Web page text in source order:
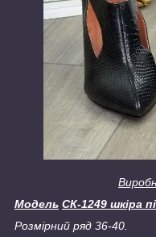
Модель СК-1249 шкіра
Розмірний ряд 36-40.